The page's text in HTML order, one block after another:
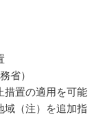
省）
措置の適用を可能
域（注）を追加指